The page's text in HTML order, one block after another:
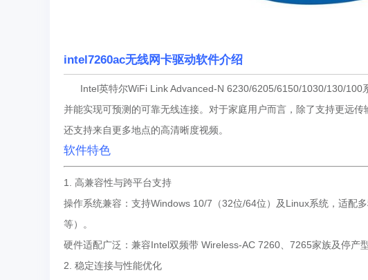
intel7260ac无线网卡驱动软件介绍
Intel英特尔WiFi Link Advanced-N 6230/6205/6150/1030/130/100
并能实现可预测的可靠无线连接。对于家庭用户而言，除了支持更远
还支持来自更多地点的高清晰度视频。
软件特色
1. 高兼容性与跨平台支持
操作系统兼容：支持Windows 10/7（32位/64位）及Linux系统，适配
等）。
硬件适配广泛：兼容Intel双频带 Wireless-AC 7260、7265家族及停产
2. 稳定连接与性能优化